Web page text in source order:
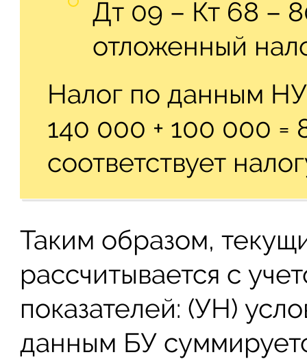
Дт 09 – Кт 68 –
отложенный
Налог по данным
140 000 + 100 000 =
соответствует
Таким образом,
рассчитывается с
показателей: (УН)
данным БУ